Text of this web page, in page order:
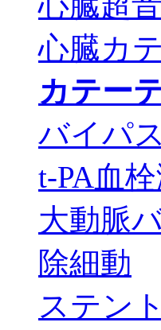
心臓カ
カテー
バイパ
t-PA血
大動脈
除細動
ステン